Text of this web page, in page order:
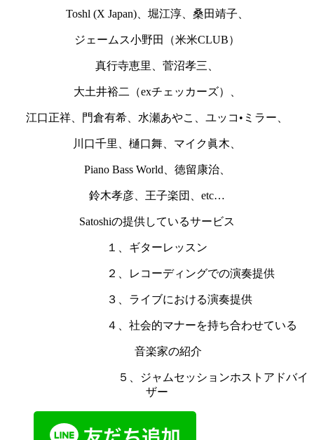
Toshl (X Japan)、堀江淳、桑田靖子、
ジェームス小野田（米米CLUB）
真行寺恵里、菅沼孝三、
大土井裕二（exチェッカーズ）、
江口正祥、門倉有希、水瀬あやこ、ユッコ•ミラー、
川口千里、樋口舞、マイク眞木、
Piano Bass World、徳留康治、
鈴木孝彦、王子楽団、etc…
Satoshiの提供しているサービス
１、ギターレッスン
２、レコーディングでの演奏提供
３、ライブにおける演奏提供
４、社会的マナーを持ち合わせている
音楽家の紹介
５、ジャムセッションホストアドバイ
ザー